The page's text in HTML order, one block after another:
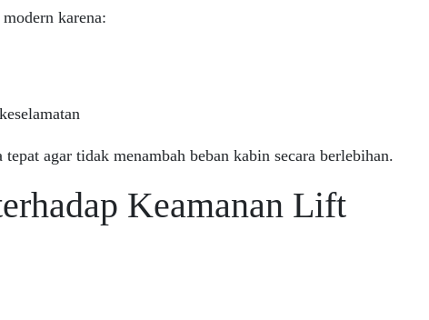
karena:
agar tidak menambah beban kabin secara berlebihan.
Keamanan Lift